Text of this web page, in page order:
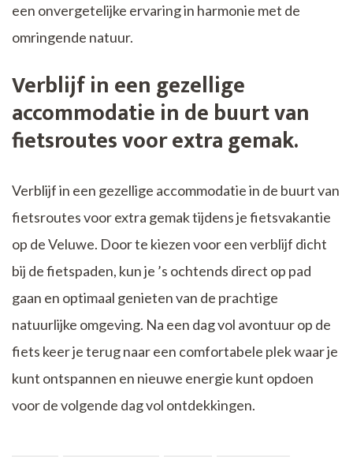
een onvergetelijke ervaring in harmonie met de
omringende natuur.
Verblijf in een gezellige
accommodatie in de buurt van
fietsroutes voor extra gemak.
Verblijf in een gezellige accommodatie in de buurt van
fietsroutes voor extra gemak tijdens je fietsvakantie
op de Veluwe. Door te kiezen voor een verblijf dicht
bij de fietspaden, kun je ’s ochtends direct op pad
gaan en optimaal genieten van de prachtige
natuurlijke omgeving. Na een dag vol avontuur op de
fiets keer je terug naar een comfortabele plek waar je
kunt ontspannen en nieuwe energie kunt opdoen
voor de volgende dag vol ontdekkingen.